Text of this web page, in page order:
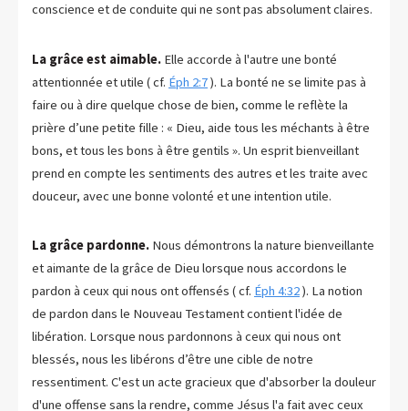
conscience et de conduite qui ne sont pas absolument claires.
La grâce est aimable. Elle accorde à l'autre une bonté
attentionnée et utile ( cf. Éph 2:7). La bonté ne se limite pas à
faire ou à dire quelque chose de bien, comme le reflète la
prière d’une petite fille : « Dieu, aide tous les méchants à être
bons, et tous les bons à être gentils ». Un esprit bienveillant
prend en compte les sentiments des autres et les traite avec
douceur, avec une bonne volonté et une intention utile.
La grâce pardonne. Nous démontrons la nature bienveillante
et aimante de la grâce de Dieu lorsque nous accordons le
pardon à ceux qui nous ont offensés ( cf. Éph 4:32). La notion
de pardon dans le Nouveau Testament contient l'idée de
libération. Lorsque nous pardonnons à ceux qui nous ont
blessés, nous les libérons d’être une cible de notre
ressentiment. C'est un acte gracieux que d'absorber la douleur
d'une offense sans la rendre, comme Jésus l'a fait avec ceux